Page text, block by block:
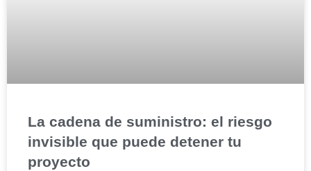
La cadena de suministro: el riesgo
invisible que puede detener tu
proyecto